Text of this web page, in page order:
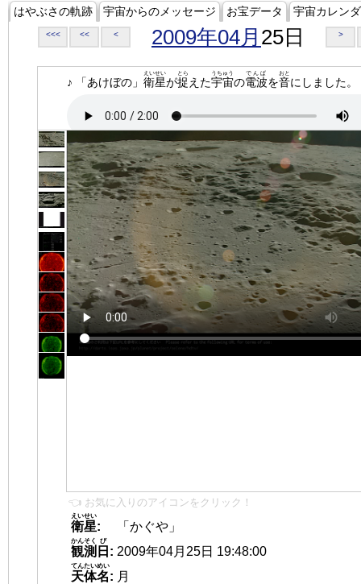
はやぶさの軌跡 宇宙からのメッセージ お宝データ 宇宙カレン
<<< << < 2009年04月 25日 >
♪ 「あけぼの」 衛星
えいせい
が捉
とら
えた宇宙
うちゅう
の電波
でんぱ
を音
おと
にしました。
👈 お気に入りのアイコンをクリック！
衛星
えいせい
:
「かぐや」
観測
かんそく
日
び
: 2009年04月25日 19:48:00
天体名
てんたいめい
: 月